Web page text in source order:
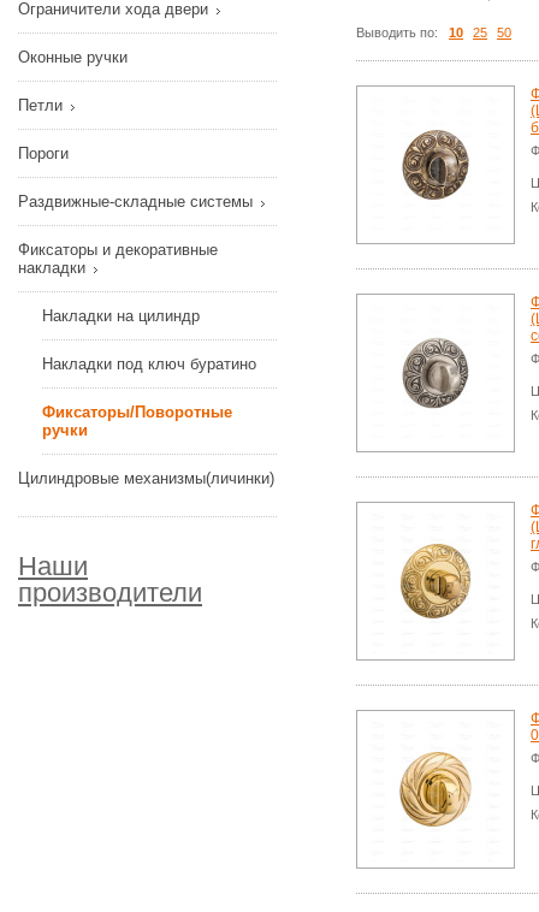
Ограничители хода двери
Оконные ручки
Петли
Пороги
Раздвижные-складные системы
Фиксаторы и декоративные
накладки
Накладки на цилиндр
Накладки под ключ буратино
Фиксаторы/Поворотные
ручки
Цилиндровые механизмы(личинки)
Наши
производители
Выводить по: 10 25 50